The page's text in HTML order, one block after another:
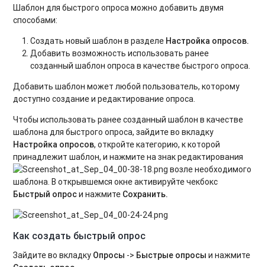
Шаблон для быстрого опроса можно добавить двумя
способами:
Создать новый шаблон в разделе Настройка опросов.
Добавить возможность использовать ранее
созданный шаблон опроса в качестве быстрого опроса.
Добавить шаблон может любой пользователь, которому
доступно создание и редактирование опроса.
Чтобы использовать ранее созданный шаблон в качестве
шаблона для быстрого опроса, зайдите во вкладку
Настройка опросов, откройте категорию, к которой
принадлежит шаблон, и нажмите на знак редактирования
возле необходимого
шаблона. В открывшемся окне активируйте чекбокс
Быстрый опроси нажмите Сохранить.
Как создать быстрый опрос
Зайдите во вкладку Опросы -> Быстрые опросы и нажмите